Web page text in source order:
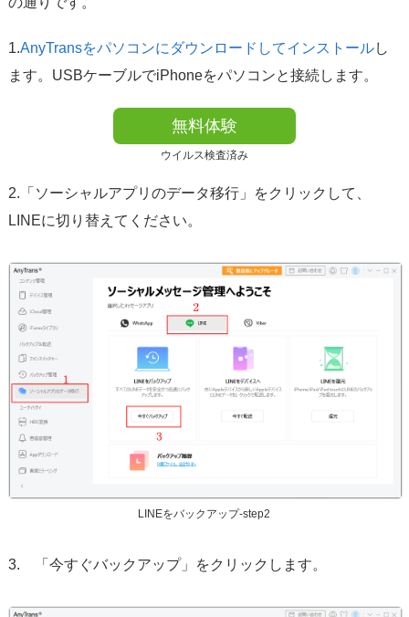
1.AnyTransをパソコンにダウンロードしてインストールし
ます。USBケーブルでiPhoneをパソコンと接続します。
無料体験
ウイルス検査済み
2.「ソーシャルアプリのデータ移行」をクリックして、
LINEに切り替えてください。
LINEをバックアップ-step2
3. 「今すぐバックアップ」をクリックします。